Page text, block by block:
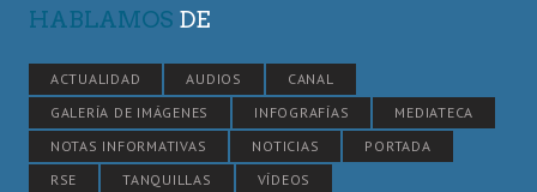
HABLAMOS DE
ACTUALIDAD AUDIOS
CANAL
GALERÍA DE IMÁGENES
INFOGRAFÍAS
MEDIATECA
NOTAS INFORMATIVAS
NOTICIAS
PORTADA
RSE
TANQUILLAS VÍDEOS